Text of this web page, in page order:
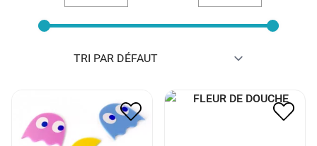
3.00 € 1.50€